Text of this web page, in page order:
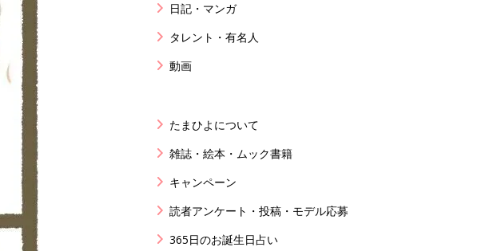
日記・マンガ
タレント・有名人
動画
たまひよについて
雑誌・絵本・ムック書籍
キャンペーン
読者アンケート・投稿・モデル応募
365日のお誕生日占い